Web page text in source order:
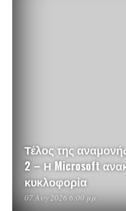
Τέλος της
2 – Η Microsoft
κυκλοφορία
07 Αυγ 2026 6:00 μμ